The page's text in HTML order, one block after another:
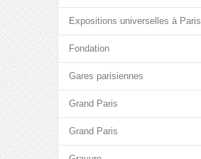
Expositions universelles à Paris
Fondation
Gares parisiennes
Grand Paris
Grand Paris